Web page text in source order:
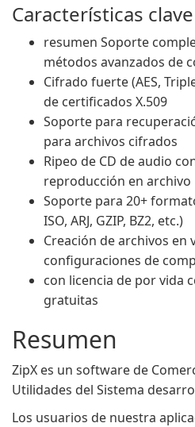
Características
resumen Soporte
métodos avanzados de
Cifrado fuerte (AES,
de certificados X.509
Soporte para
para archivos cifrados
Ripeo de CD de audio
reproducción en archivo
Soporte para 20+
ISO, ARJ, GZIP, BZ2, etc.)
Creación de archivos en
configuraciones de
con licencia de por vida
gratuitas
Resumen
ZipX es un software de
Utilidades del Sistema
Los usuarios de nuestra